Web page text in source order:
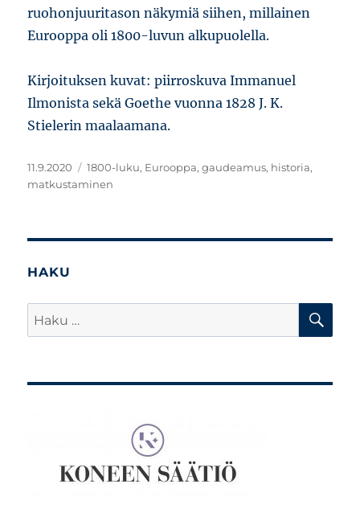
ruohonjuuritason näkymiä siihen, millainen
Eurooppa oli 1800-luvun alkupuolella.
Kirjoituksen kuvat: piirroskuva Immanuel
Ilmonista sekä Goethe vuonna 1828 J. K.
Stielerin maalaamana.
Julkaistu
11.9.2020 Avainsanat
1800-luku, Eurooppa,gaudeamus, historia,
matkustaminen
HAKU
Etsi: